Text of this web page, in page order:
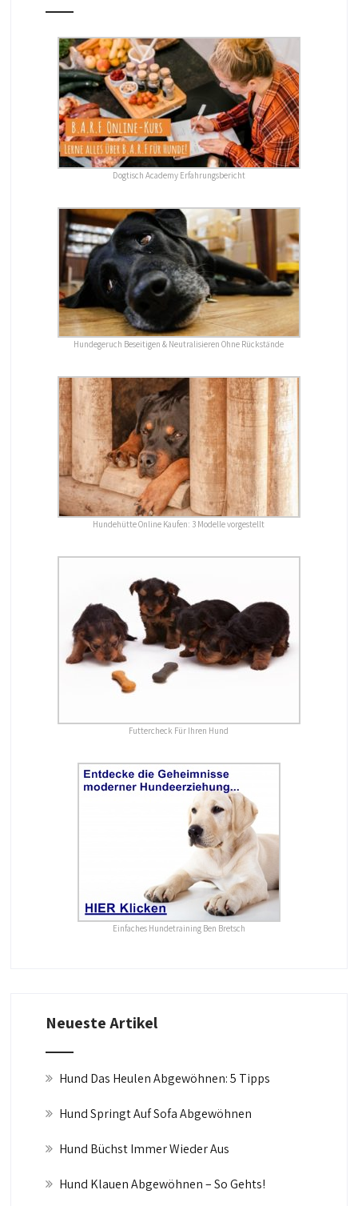
Dogtisch Academy Erfahrungsbericht
Hundegeruch Beseitigen & Neutralisieren Ohne Rückstände
Hundehütte Online Kaufen: 3 Modelle vorgestellt
Futtercheck Für Ihren Hund
Einfaches Hundetraining Ben Bretsch
Neueste Artikel
Hund Das Heulen Abgewöhnen: 5 Tipps
Hund Springt Auf Sofa Abgewöhnen
Hund Büchst Immer Wieder Aus
Hund Klauen Abgewöhnen – So Gehts!